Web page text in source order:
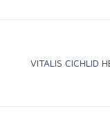
VITALIS CICHLID